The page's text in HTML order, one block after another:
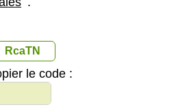
RcaTN
le code :